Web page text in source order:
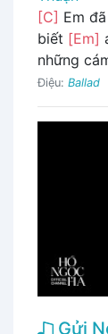
[C] Em đã
biết [Em]
những
Điệu: Ballad
Gửi